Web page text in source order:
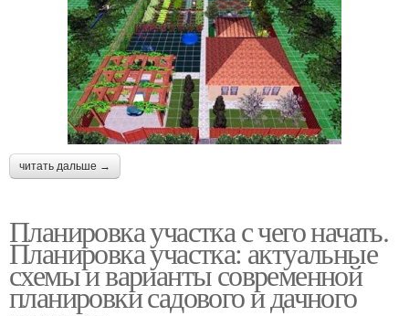
читать дальше →
Планировка участка с чего начать.
Планировка участка: актуальные
схемы и варианты современной
планировки садового и дачного